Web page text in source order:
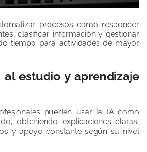
procesos como responder
clasificar información y gestionar
tiempo para actividades de mayor
al estudio y aprendizaje
pueden usar la IA como
obteniendo explicaciones claras,
y apoyo constante según su nivel